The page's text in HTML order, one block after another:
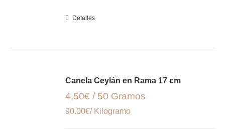
Detalles
Canela Ceylán en Rama 17 cm
4,50€ / 50 Gramos
90.00€/ Kilogramo